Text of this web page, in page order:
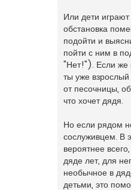
б
щ
е
н
и
е
Или дети
обстановка
подойти и
пойти с ним в
"Нет!"). Если же
ты уже
от песочницы,
что хочет дядя.
Но если рядом
сослуживцем. В
вероятнее
дяде лет, для
необычное в
детьми, это